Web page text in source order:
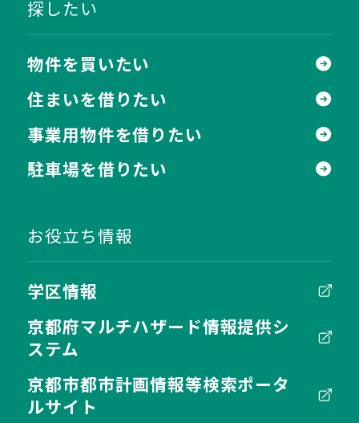
探したい
物件を買いたい
住まいを借りたい
事業用物件を借りたい
駐車場を借りたい
お役立ち情報
学区情報
京都府マルチハザード情報提供シ
ステム
京都市都市計画情報等検索ポータ
ルサイト